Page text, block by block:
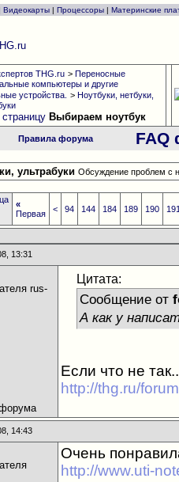
Видеокарты | Процессоры | Материнские
THG.ru > Переносные
компьютеры и другие
устройства. > Ноутбуки, нетбуки,
Выбираем ноутбук
Правила форума FAQ
ультрабуки Обсуждение проблем с
«
Первая
< 94 144 184 189 190
13:31
Цитата:
Сообщение от
А как у
Если что не
http://thg.ru/
14:43
Очень
http://www.uti-